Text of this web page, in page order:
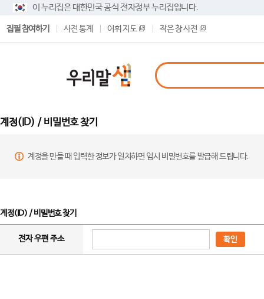
이 누리집은 대한민국 공식 전자정부 누리집입니다.
집필 참여하기 사전 통계 어휘 지도 작은 창 사전
계정(ID) / 비밀번호 찾기
계정을 만들 때 입력한 정보가 일치하면 임시 비밀번호를 발급해 드립니다.
계정(ID) / 비밀번호 찾기
전자 우편 주소 확인